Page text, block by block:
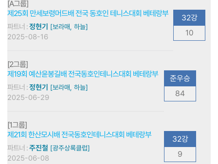
[A그룹]
제25회 만세보령머드배 전국 동호인 테니스대회 베테랑부
파트너 :정현기 [보라매, 하늘]
2025-08-16
32강
10
[2그룹]
제19회 예산윤봉길배 전국동호인테니스대회 베테랑부
파트너 :정현기 [보라매, 하늘]
2025-06-29
준우승
84
[1그룹]
제21회 한산모시배 전국동호인테니스대회 베테랑부
파트너 :주진철 [광주상록클럽]
2025-06-08
32강
9